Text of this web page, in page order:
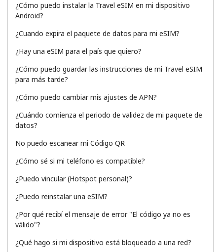
Únete
¡Hola!
¿Olvidaste tu contraseña? →
Iniciar Sesión
Continuar con
¿Cómo puedo instalar la Travel eSIM en mi dispositivo
Android?
¿Cuando expira el paquete de datos para mi eSIM?
¿Hay una eSIM para el país que quiero?
¿Cómo puedo guardar las instrucciones de mi Travel eSIM
para más tarde?
¿Cómo puedo cambiar mis ajustes de APN?
¿Cuándo comienza el periodo de validez de mi paquete de
datos?
No puedo escanear mi Código QR
¿Cómo sé si mi teléfono es compatible?
¿Puedo vincular (Hotspot personal)?
¿Puedo reinstalar una eSIM?
¿Por qué recibí el mensaje de error "El código ya no es
válido"?
¿Qué hago si mi dispositivo está bloqueado a una red?